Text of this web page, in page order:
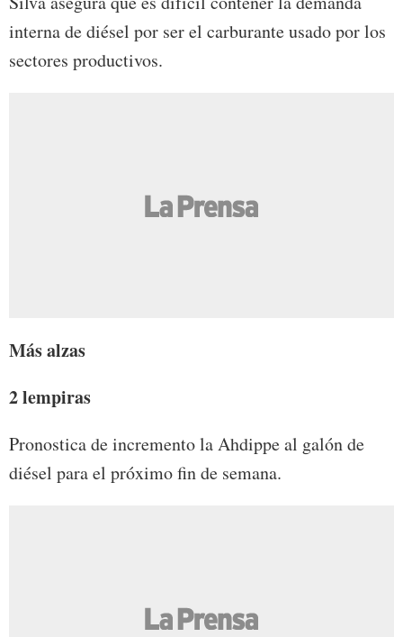
interna de diésel por ser el carburante usado por los
sectores productivos.
Más alzas
2 lempiras
Pronostica de incremento la Ahdippe al galón de
diésel para el próximo fin de semana.